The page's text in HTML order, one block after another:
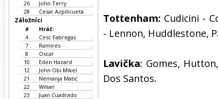
Tottenham: Cudicini -
- Lennon, Huddlestone,
Lavička: Gomes,
Dos Santos.
26
John Terry
28
Cesar Azpilicueta
Záložníci
#
Hráč:
4
Cesc Fabregas
7
Ramires
8
Oscar
10
Eden Hazard
12
John Obi Mikel
21
Nemanja Matić
22
Wilian
23
Juan Cuadrado